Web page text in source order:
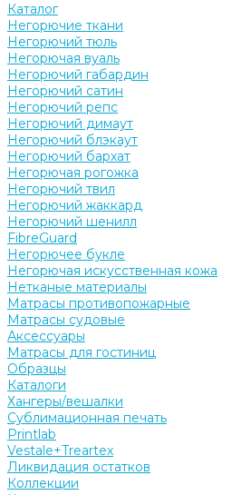
Каталог
Негорючие ткани
Негорючий тюль
Негорючая вуаль
Негорючий габардин
Негорючий сатин
Негорючий репс
Негорючий димаут
Негорючий блэкаут
Негорючий бархат
Негорючая рогожка
Негорючий твил
Негорючий жаккард
Негорючий шенилл
FibreGuard
Негорючее букле
Негорючая искусственная кожа
Нетканые материалы
Матрасы противопожарные
Матрасы судовые
Аксессуары
Матрасы для гостиниц
Образцы
Каталоги
Хангеры/вешалки
Сублимационная печать
Printlab
Vestale+Treartex
Ликвидация остатков
Коллекции